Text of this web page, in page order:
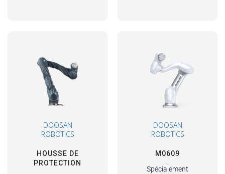
DOOSAN
ROBOTICS
HOUSSE DE
PROTECTION
DOOSAN
ROBOTICS
M0609
Spécialement